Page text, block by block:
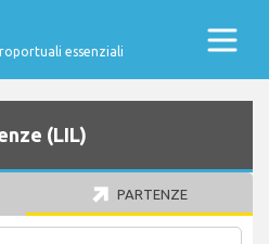
essenziali
(LIL)
PARTENZE